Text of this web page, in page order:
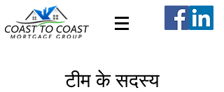
टीम के सदस्य